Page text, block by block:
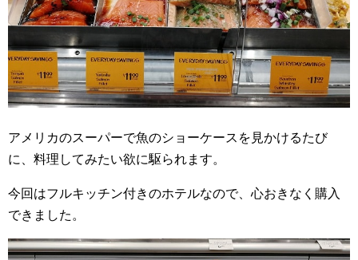
アメリカのスーパーで魚のショーケースを見かけるたび
に、料理してみたい欲に駆られます。
今回はフルキッチン付きのホテルなので、心おきなく購入
できました。